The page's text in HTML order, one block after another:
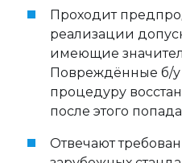
Проходит
реализации
имеющие
Повреждённые б/у
процедуру
после этого
Отвечают